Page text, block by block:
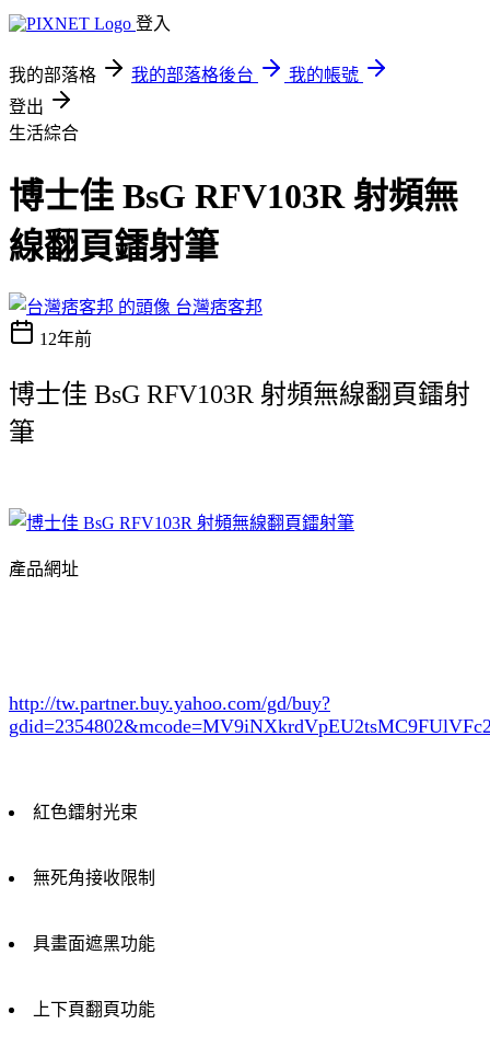
登入
我的部落格 我的部落格後台
我的帳號
登出
生活綜合
博士佳 BsG RFV103R 射頻無
線翻頁鐳射筆
台灣痞客邦
12年前
博士佳 BsG RFV103R 射頻無線翻頁鐳射
筆
產品網址
http://tw.partner.buy.yahoo.com/gd/buy?
gdid=2354802
紅色鐳射光束
無死角接收限制
具畫面遮黑功能
上下頁翻頁功能